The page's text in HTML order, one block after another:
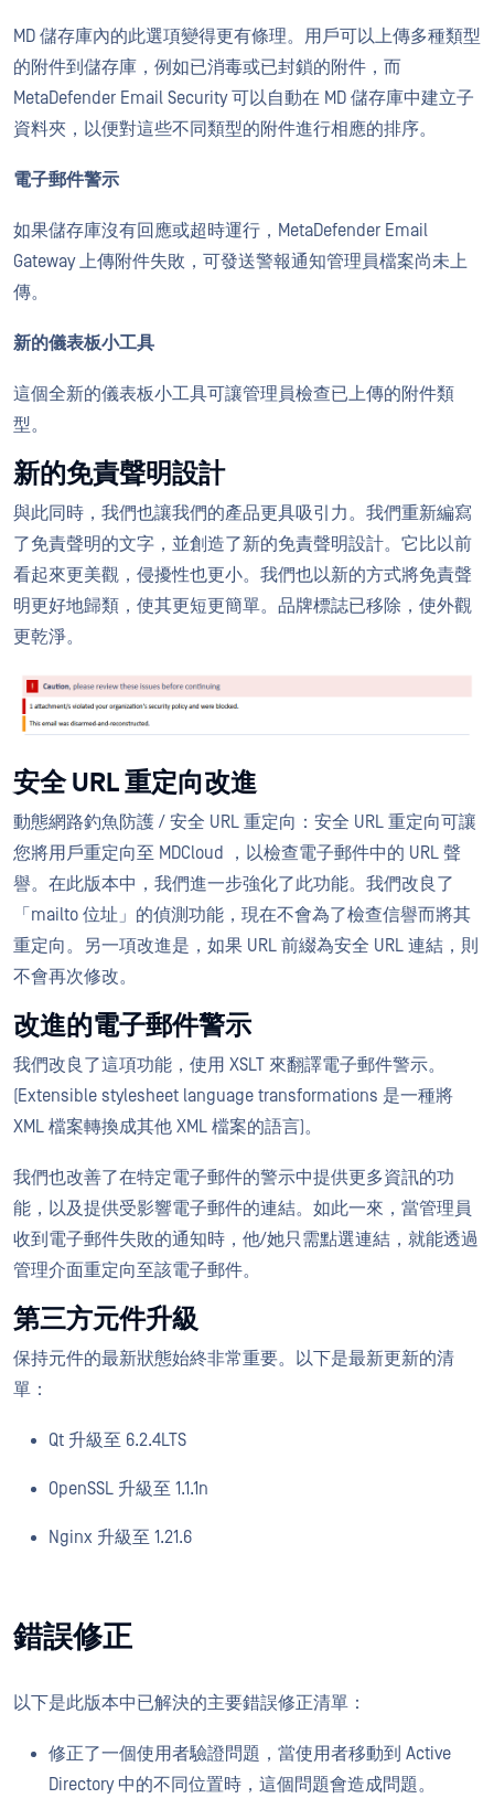
MD 儲存庫內的此選項變得更有條理。用戶可以上傳多種類型
的附件到儲存庫，例如已消毒或已封鎖的附件，而
MetaDefender Email Security 可以自動在 MD 儲存庫中建立子
資料夾，以便對這些不同類型的附件進行相應的排序。
電子郵件警示
如果儲存庫沒有回應或超時運行，MetaDefender Email
Gateway 上傳附件失敗，可發送警報通知管理員檔案尚未上
傳。
新的儀表板小工具
這個全新的儀表板小工具可讓管理員檢查已上傳的附件類
型。
新的免責聲明設計
與此同時，我們也讓我們的產品更具吸引力。我們重新編寫
了免責聲明的文字，並創造了新的免責聲明設計。它比以前
看起來更美觀，侵擾性也更小。我們也以新的方式將免責聲
明更好地歸類，使其更短更簡單。品牌標誌已移除，使外觀
更乾淨。
安全 URL 重定向改進
動態網路釣魚防護 / 安全 URL 重定向：安全 URL 重定向可讓
您將用戶重定向至 MDCloud ，以檢查電子郵件中的 URL 聲
譽。在此版本中，我們進一步強化了此功能。我們改良了
「mailto 位址」的偵測功能，現在不會為了檢查信譽而將其
重定向。另一項改進是，如果 URL 前綴為安全 URL 連結，則
不會再次修改。
改進的電子郵件警示
我們改良了這項功能，使用 XSLT 來翻譯電子郵件警示。
(Extensible stylesheet language transformations 是一種將
XML 檔案轉換成其他 XML 檔案的語言)。
我們也改善了在特定電子郵件的警示中提供更多資訊的功
能，以及提供受影響電子郵件的連結。如此一來，當管理員
收到電子郵件失敗的通知時，他/她只需點選連結，就能透過
管理介面重定向至該電子郵件。
第三方元件升級
保持元件的最新狀態始終非常重要。以下是最新更新的清
單：
Qt 升級至 6.2.4LTS
OpenSSL 升級至 1.1.1n
Nginx 升級至 1.21.6
錯誤修正
以下是此版本中已解決的主要錯誤修正清單：
修正了一個使用者驗證問題，當使用者移動到 Active
Directory 中的不同位置時，這個問題會造成問題。